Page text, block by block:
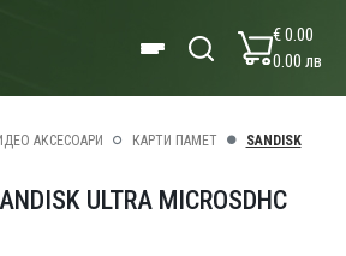
€ 0.00
0.00 лв
АКСЕСОАРИ КАРТИ ПАМЕТ SANDISK
ULTRA MICROSDHC